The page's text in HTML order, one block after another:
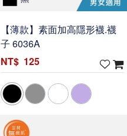
【薄款】素面加高隱形襪.襪
子 6036A
125